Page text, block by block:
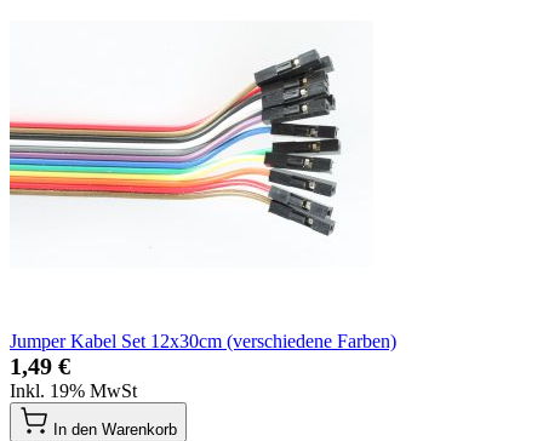
Jumper Kabel Set 12x30cm (verschiedene Farben)
1,49 €
Inkl. 19% MwSt
In den Warenkorb